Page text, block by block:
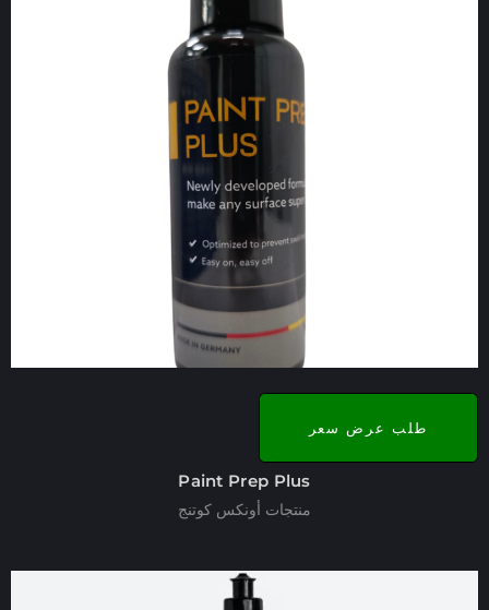
طلب عرض سعر
Paint Prep Plus
منتجات أونكس كوتنج